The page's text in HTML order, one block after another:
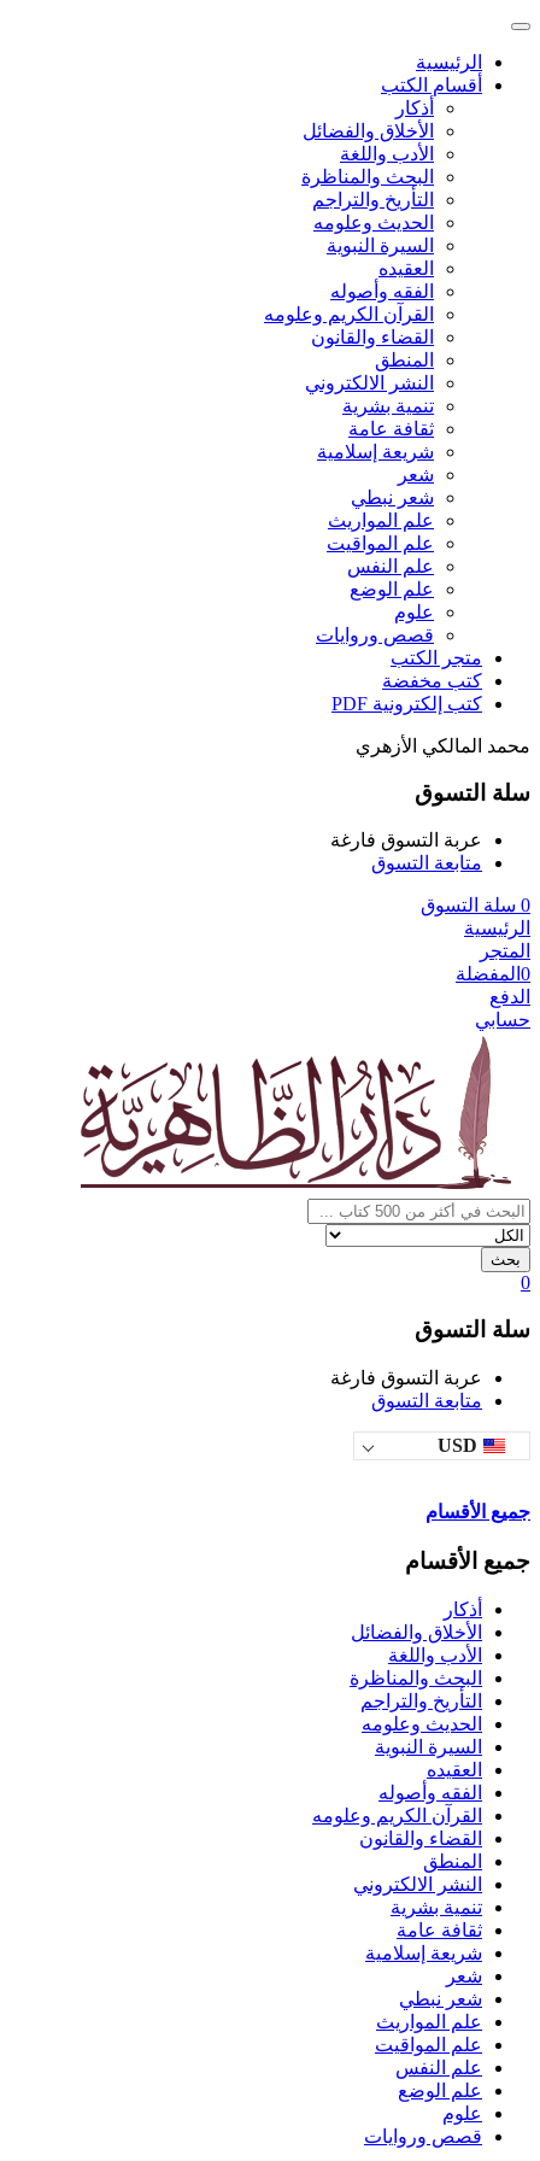
الرئيسية
أقسام الكتب
أذكار
الأخلاق والفضائل
الأدب واللغة
البحث والمناظرة
التأريخ والتراجم
الحديث وعلومه
السيرة النبوية
العقيده
الفقه وأصوله
القرآن الكريم وعلومه
القضاء والقانون
المنطق
النشر الالكتروني
تنمية بشرية
ثقافة عامة
شريعة إسلامية
شعر
شعر نبطي
علم المواريث
علم المواقيت
علم النفس
علم الوضع
علوم
قصص وروايات
متجر الكتب
كتب مخفضة
كتب إلكترونية PDF
محمد المالكي الأزهري
سلة التسوق
عربة التسوق فارغة
متابعة التسوق
0 سلة التسوق
الرئيسية
المتجر
0 المفضلة
الدفع
حسابي
بحث
0
سلة التسوق
عربة التسوق فارغة
متابعة التسوق
USD
جميع الأقسام
جميع الأقسام
أذكار
الأخلاق والفضائل
الأدب واللغة
البحث والمناظرة
التأريخ والتراجم
الحديث وعلومه
السيرة النبوية
العقيده
الفقه وأصوله
القرآن الكريم وعلومه
القضاء والقانون
المنطق
النشر الالكتروني
تنمية بشرية
ثقافة عامة
شريعة إسلامية
شعر
شعر نبطي
علم المواريث
علم المواقيت
علم النفس
علم الوضع
علوم
قصص وروايات